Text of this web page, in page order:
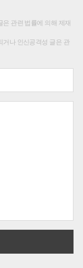
관련 법률에 의해 제재
거나 인신공격성 글은 관